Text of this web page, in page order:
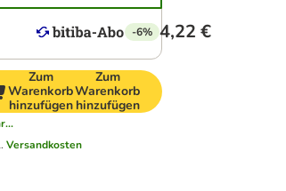
-6% 4,22 €
Zum
Warenkorb
hinzufügen
Zum
Warenkorb
hinzufügen
Versandkosten